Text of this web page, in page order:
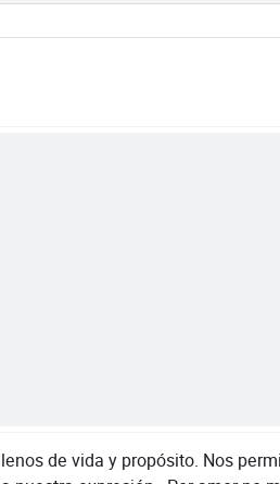
de vida y propósito. Nos